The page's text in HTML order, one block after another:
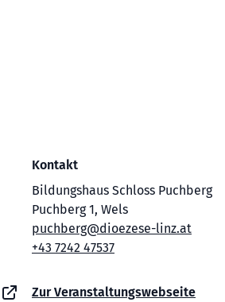
Kontakt
Bildungshaus Schloss Puchberg
Puchberg 1, Wels
puchberg@dioezese-linz.at
+43 7242 47537
Zur Veranstaltungswebseite